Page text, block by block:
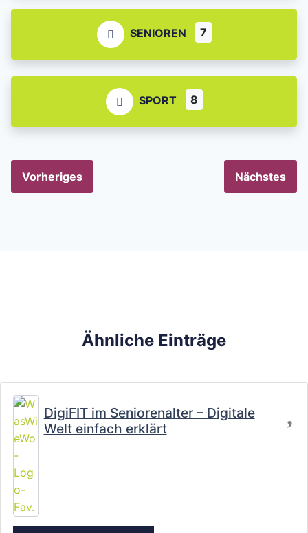
SENIOREN 7
SPORT 8
Vorheriges Nächstes
Ähnliche Einträge
DigiFIT im Seniorenalter – Digitale
Welt einfach erklärt